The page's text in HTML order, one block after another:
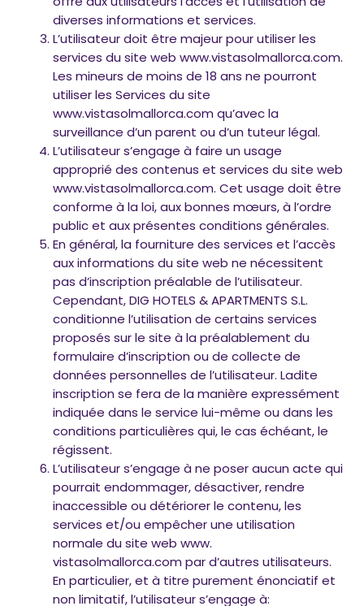
diverses informations et services.
L’utilisateur doit être majeur pour utiliser les
services du site web www.vistasolmallorca.com.
Les mineurs de moins de 18 ans ne pourront
utiliser les Services du site
www.vistasolmallorca.com qu’avec la
surveillance d’un parent ou d’un tuteur légal.
L’utilisateur s’engage à faire un usage
approprié des contenus et services du site web
www.vistasolmallorca.com. Cet usage doit être
conforme à la loi, aux bonnes mœurs, à l’ordre
public et aux présentes conditions générales.
En général, la fourniture des services et l’accès
aux informations du site web ne nécessitent
pas d’inscription préalable de l’utilisateur.
Cependant, DIG HOTELS & APARTMENTS S.L.
conditionne l’utilisation de certains services
proposés sur le site à la préalablement du
formulaire d’inscription ou de collecte de
données personnelles de l’utilisateur. Ladite
inscription se fera de la manière expressément
indiquée dans le service lui-même ou dans les
conditions particulières qui, le cas échéant, le
régissent.
L’utilisateur s’engage à ne poser aucun acte qui
pourrait endommager, désactiver, rendre
inaccessible ou détériorer le contenu, les
services et/ou empêcher une utilisation
normale du site web www.
vistasolmallorca.com par d’autres utilisateurs.
En particulier, et à titre purement énonciatif et
non limitatif, l’utilisateur s’engage à: